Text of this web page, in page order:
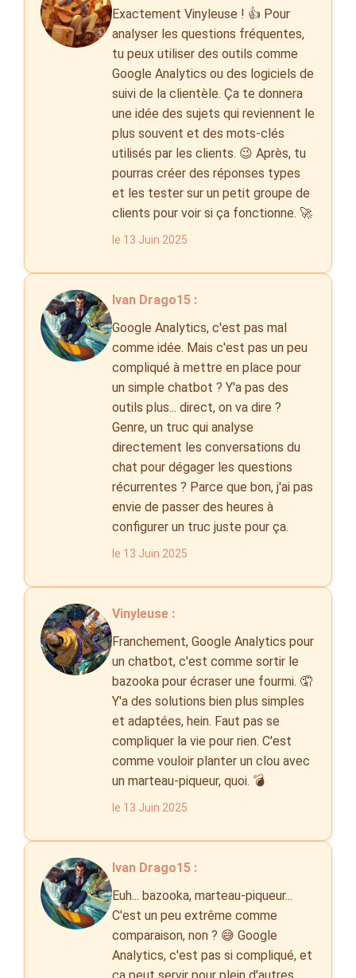
Exactement Vinyleuse ! 👍 Pour
analyser les questions fréquentes,
tu peux utiliser des outils comme
Google Analytics ou des logiciels de
suivi de la clientèle. Ça te donnera
une idée des sujets qui reviennent le
plus souvent et des mots-clés
utilisés par les clients. 😉 Après, tu
pourras créer des réponses types
et les tester sur un petit groupe de
clients pour voir si ça fonctionne. 🚀
le 13 Juin 2025
Ivan Drago15 :
Google Analytics, c'est pas mal
comme idée. Mais c'est pas un peu
compliqué à mettre en place pour
un simple chatbot ? Y'a pas des
outils plus... direct, on va dire ?
Genre, un truc qui analyse
directement les conversations du
chat pour dégager les questions
récurrentes ? Parce que bon, j'ai pas
envie de passer des heures à
configurer un truc juste pour ça.
le 13 Juin 2025
Vinyleuse :
Franchement, Google Analytics pour
un chatbot, c'est comme sortir le
bazooka pour écraser une fourmi. 🤦
Y'a des solutions bien plus simples
et adaptées, hein. Faut pas se
compliquer la vie pour rien. C'est
comme vouloir planter un clou avec
un marteau-piqueur, quoi. 💣
le 13 Juin 2025
Ivan Drago15 :
Euh... bazooka, marteau-piqueur...
C'est un peu extrême comme
comparaison, non ? 😅 Google
Analytics, c'est pas si compliqué, et